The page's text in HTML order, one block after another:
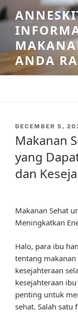
Skip
to
content
ANDA
POSTED
DECEMBER 5,
Makanan
yang
dan
Makanan Sehat
Meningkatkan
Halo, para ibu
tentang
kesejahteraan
kesejahteraan
penting untuk
sehat. Salah